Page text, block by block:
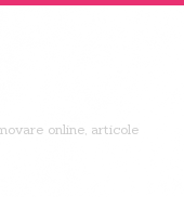
online, articole